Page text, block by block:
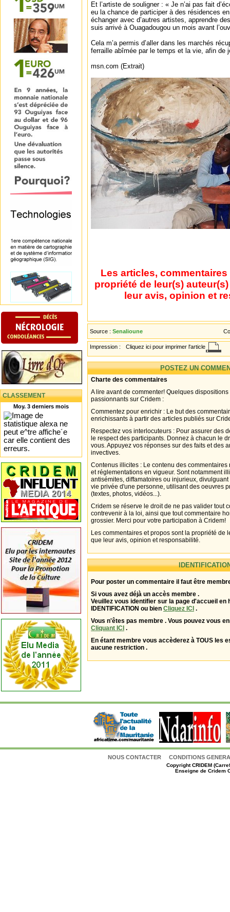
CLASSEMENT
Moy. 3 derniers mois
Et l’artiste de souligner : « Je n’ai pas fait
eu la chance de participer à des résidences
échanger avec d’autres artistes, apprendre
suis arrivé à Ouagadougou un mois avant
Cela m’a permis d’aller dans les marchés
ferraille abîmée par le temps et la vie, afin de
msn.com (Extrait)
Les articles,
propriété de leur(s)
leur avis, opinion et
Source : Senalioune
Impression : Cliquez ici pour imprimer l'article
POSTEZ UN
Charte des commentaires
A lire avant de commenter! Quelques
passionnants sur Cridem :
Commentez pour enrichir : Le but des
enrichissants à partir des articles publiés sur
Respectez vos interlocuteurs : Pour assurer des
le respect des participants. Donnez à chacun le
vous. Appuyez vos réponses sur des faits et des
invectives.
Contenus illicites : Le contenu des
et réglementations en vigueur. Sont notamment
antisémites, diffamatoires ou injurieux,
vie privée d'une personne, utilisant des oeuvres
(textes, photos, vidéos...).
Cridem se réserve le droit de ne pas valider tout
contrevenir à la loi, ainsi que tout commentaire
grossier. Merci pour votre participation à Cridem!
Les commentaires et propos sont la propriété de
que leur avis, opinion et responsabilité.
Pour poster un commentaire il faut être
Si vous avez déjà un accès membre .
Veuillez vous identifier sur la page d'accueil en
IDENTIFICATION ou bien Cliquez ICI .
Vous n'êtes pas membre . Vous pouvez vous
Cliquant ICI .
En étant membre vous accèderez à TOUS les
aucune restriction .
NOUS CONTACTER CONDITIONS
CopyrightCRIDEM
Enseigne de Cridem